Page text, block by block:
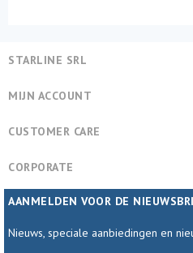
STARLINE SRL
MIJN ACCOUNT
CUSTOMER CARE
CORPORATE
AANMELDEN VOOR DE
Nieuws, speciale aanbiedingen en